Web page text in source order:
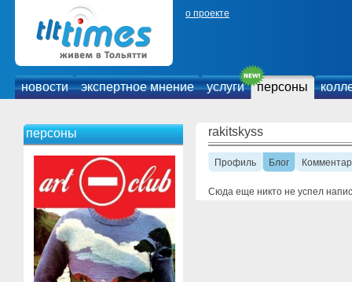
о проекте
новости экспертное мнение услуги персоны
персоны rakitskyss
Профиль Блог
Сюда еще никто не успел